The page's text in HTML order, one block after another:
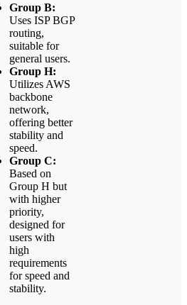
Group B:
Uses ISP BGP
routing,
suitable for
general users.
Group H:
Utilizes AWS
backbone
network,
offering better
stability and
speed.
Group C:
Based on
Group H but
with higher
priority,
designed for
users with
high
requirements
for speed and
stability.